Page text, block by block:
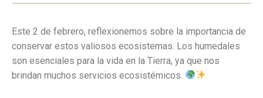
Este 2 de febrero, reflexionemos sobre la importancia de
conservar estos valiosos ecosistemas. Los humedales
son esenciales para la vida en la Tierra, ya que nos
brindan muchos servicios ecosistémicos.